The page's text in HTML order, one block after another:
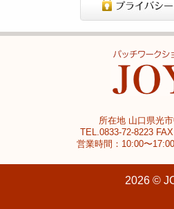
所在地 山口県光
TEL.0833-72-8223
営業時間：10:00〜
2026 ©